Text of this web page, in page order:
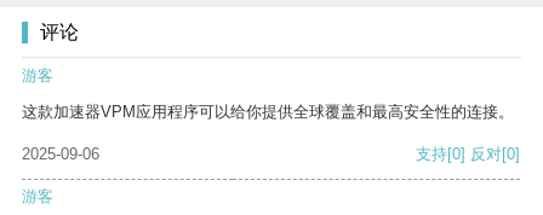
评论
游客
这款加速器VPM应用程序可以给你提供全球覆盖和最高安全性的连接。
2025-09-06 支持[0] 反对[0]
游客